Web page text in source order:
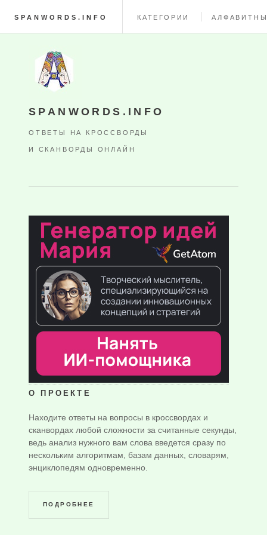
SPANWORDS.INFO КАТЕГОРИИ
SPANWORDS.INFO
ОТВЕТЫ НА КРОССВОРДЫ
И СКАНВОРДЫ ОНЛАЙН
О ПРОЕКТЕ
Находите ответы на вопросы в кроссвордах и
сканвордах любой сложности за считанные секунды,
ведь анализ нужного вам слова введется сразу по
нескольким алгоритмам, базам данных, словарям,
энциклопедям одновременно.
ПОДРОБНЕЕ